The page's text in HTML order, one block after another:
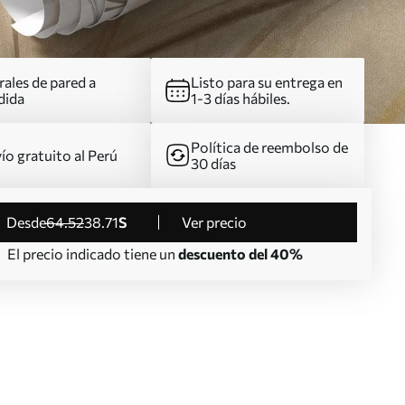
de pared a
Listo para su entrega en
1-3 días hábiles.
gratuito al Perú
Política de reembolso de
30 días
desde64.5238.71S
Ver precio
El precio indicado tiene un descuento del 40%